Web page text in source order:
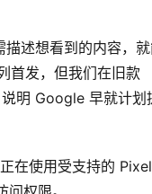
述想看到的内容，
首发，但我们在旧款
明 Google 早就计划
在使用受支持的